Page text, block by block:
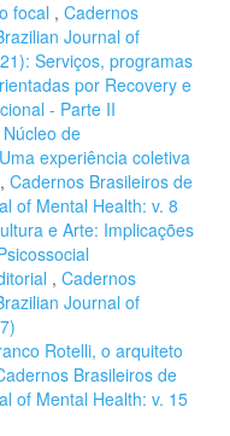
focal , Cadernos
Journal of
Serviços, programas
por Recovery e
- Parte II
de
experiência coletiva
, Cadernos Brasileiros de
of Mental Health: v. 8
e Arte: Implicações
, Cadernos
Journal of
Rotelli, o arquiteto
Brasileiros de
of Mental Health: v. 15